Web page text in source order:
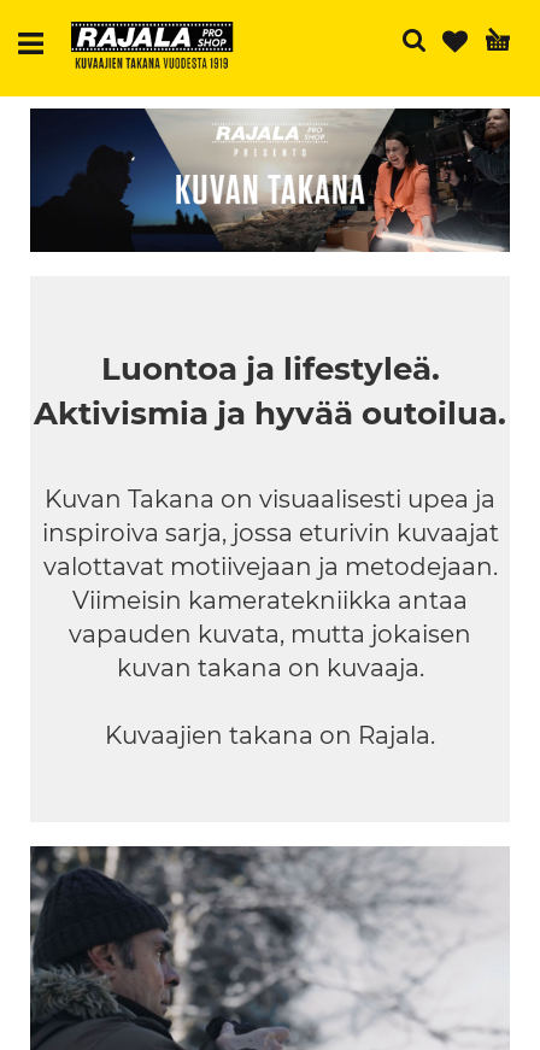
Luontoa ja lifestyleä.
Aktivismia ja hyvää outoilua.
Kuvan Takana on visuaalisesti upea ja
inspiroiva sarja, jossa eturivin kuvaajat
valottavat motiivejaan ja metodejaan.
Viimeisin kameratekniikka antaa
vapauden kuvata, mutta jokaisen
kuvan takana on kuvaaja.
Kuvaajien takana on Rajala.